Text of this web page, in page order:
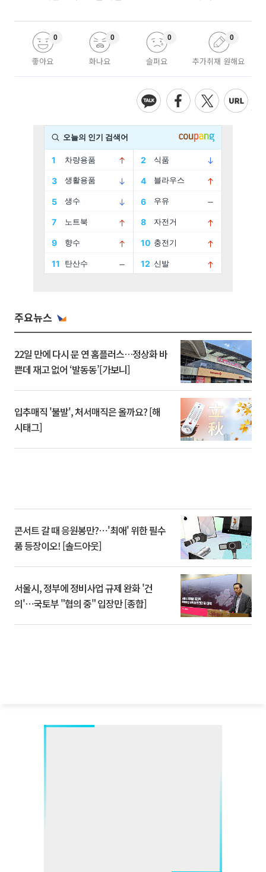
좋아요
0
화나요
0
슬퍼요
0
추가취재 원해요
0
주요뉴스
22일 만에 다시 문 연 홈플러스…정상화 바
쁜데 재고 없어 ‘발동동’[가보니]
입추매직 '불발', 처서매직은 올까요? [해
시태그]
콘서트 갈 때 응원봉만?⋯'최애' 위한 필수
품 등장이오! [솔드아웃]
서울시, 정부에 정비사업 규제 완화 '건
의'⋯국토부 "협의 중" 입장만 [종합]